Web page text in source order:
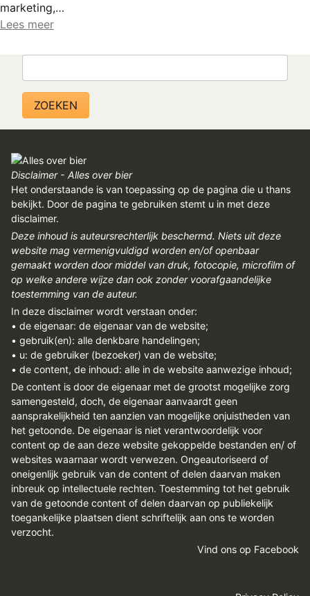
marketing,…
Lees meer
Disclaimer - Alles over bier
Het onderstaande is van toepassing op de pagina die u thans
bekijkt. Door de pagina te gebruiken stemt u in met deze
disclaimer.
Deze inhoud is auteursrechterlijk beschermd. Niets uit deze
website mag vermenigvuldigd worden en/of openbaar
gemaakt worden door middel van druk, fotocopie, microfilm of
op welke andere wijze dan ook zonder voorafgaandelijke
toestemming van de auteur.
In deze disclaimer wordt verstaan onder:
• de eigenaar: de eigenaar van de website;
• gebruik(en): alle denkbare handelingen;
• u: de gebruiker (bezoeker) van de website;
• de content, de inhoud: alle in de website aanwezige inhoud;
De content is door de eigenaar met de grootst mogelijke zorg
samengesteld, doch, de eigenaar aanvaardt geen
aansprakelijkheid ten aanzien van mogelijke onjuistheden van
het getoonde. De eigenaar is niet verantwoordelijk voor
content op de aan deze website gekoppelde bestanden en/ of
websites waarnaar wordt verwezen. Ongeautoriseerd of
oneigenlijk gebruik van de content of delen daarvan maken
inbreuk op intellectuele rechten. Toestemming tot het gebruik
van de getoonde content of delen daarvan op publiekelijk
toegankelijke plaatsen dient schriftelijk aan ons te worden
verzocht.
Vind ons op Facebook